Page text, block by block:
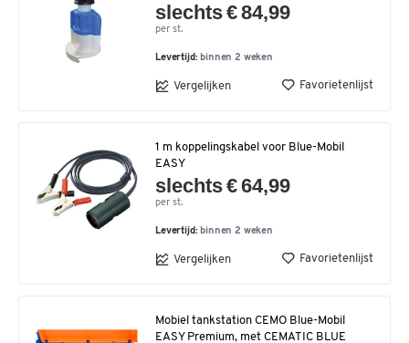
slechts € 84,99
per st.
Levertijd: binnen 2 weken
Vergelijken Favorietenlijst
1 m koppelingskabel voor Blue-Mobil
EASY
slechts € 64,99
per st.
Levertijd: binnen 2 weken
Vergelijken Favorietenlijst
Mobiel tankstation CEMO Blue-Mobil
EASY Premium, met CEMATIC BLUE